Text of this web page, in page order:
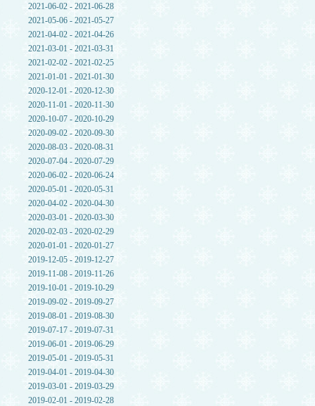
2021-06-02 - 2021-06-28
2021-05-06 - 2021-05-27
2021-04-02 - 2021-04-26
2021-03-01 - 2021-03-31
2021-02-02 - 2021-02-25
2021-01-01 - 2021-01-30
2020-12-01 - 2020-12-30
2020-11-01 - 2020-11-30
2020-10-07 - 2020-10-29
2020-09-02 - 2020-09-30
2020-08-03 - 2020-08-31
2020-07-04 - 2020-07-29
2020-06-02 - 2020-06-24
2020-05-01 - 2020-05-31
2020-04-02 - 2020-04-30
2020-03-01 - 2020-03-30
2020-02-03 - 2020-02-29
2020-01-01 - 2020-01-27
2019-12-05 - 2019-12-27
2019-11-08 - 2019-11-26
2019-10-01 - 2019-10-29
2019-09-02 - 2019-09-27
2019-08-01 - 2019-08-30
2019-07-17 - 2019-07-31
2019-06-01 - 2019-06-29
2019-05-01 - 2019-05-31
2019-04-01 - 2019-04-30
2019-03-01 - 2019-03-29
2019-02-01 - 2019-02-28